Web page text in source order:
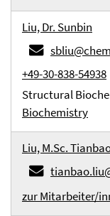
Liu, Dr. Sunbin
+49-30-838-54938
Structural
Biochemistry
Liu, M.Sc.
zur Mitarbeiter/